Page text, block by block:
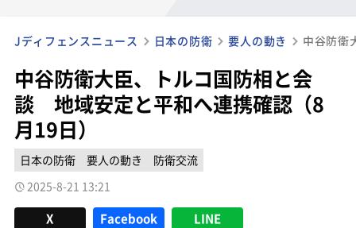
Jディフェンスニュース 日本の防衛 要人の動き
中谷防衛大臣、トルコ国防相と会
談 地域安定と平和へ連携確認（8
月19日）
日本の防衛 要人の動き
防衛交流
2025-8-21 13:21
X Facebook LINE